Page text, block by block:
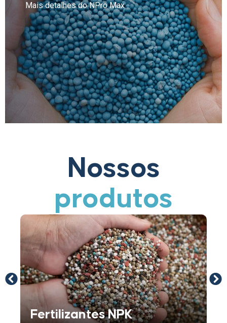
Mais detalhes do NPro Max
Nossos
produtos
Fertilizantes NPK